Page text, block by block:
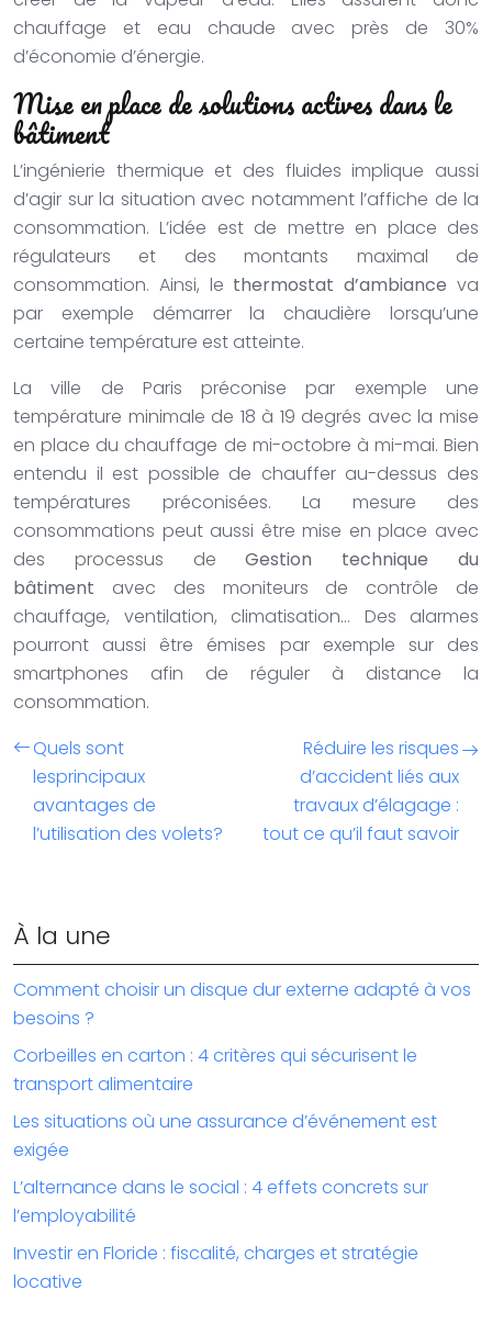
chauffage et eau chaude avec près de 30%
d’économie d’énergie.
Mise en place de solutions actives dans le
bâtiment
L’ingénierie thermique et des fluides implique aussi
d’agir sur la situation avec notamment l’affiche de la
consommation. L’idée est de mettre en place des
régulateurs et des montants maximal de
consommation. Ainsi, le thermostat d’ambiance va
par exemple démarrer la chaudière lorsqu’une
certaine température est atteinte.
La ville de Paris préconise par exemple une
température minimale de 18 à 19 degrés avec la mise
en place du chauffage de mi-octobre à mi-mai. Bien
entendu il est possible de chauffer au-dessus des
températures préconisées. La mesure des
consommations peut aussi être mise en place avec
des processus de Gestion technique du
bâtiment avec des moniteurs de contrôle de
chauffage, ventilation, climatisation… Des alarmes
pourront aussi être émises par exemple sur des
smartphones afin de réguler à distance la
consommation.
Quels sont
lesprincipaux
avantages de
l’utilisation des volets?
Réduire les risques
d’accident liés aux
travaux d’élagage :
tout ce qu’il faut savoir
À la une
Comment choisir un disque dur externe adapté à vos
besoins ?
Corbeilles en carton : 4 critères qui sécurisent le
transport alimentaire
Les situations où une assurance d’événement est
exigée
L’alternance dans le social : 4 effets concrets sur
l’employabilité
Investir en Floride : fiscalité, charges et stratégie
locative